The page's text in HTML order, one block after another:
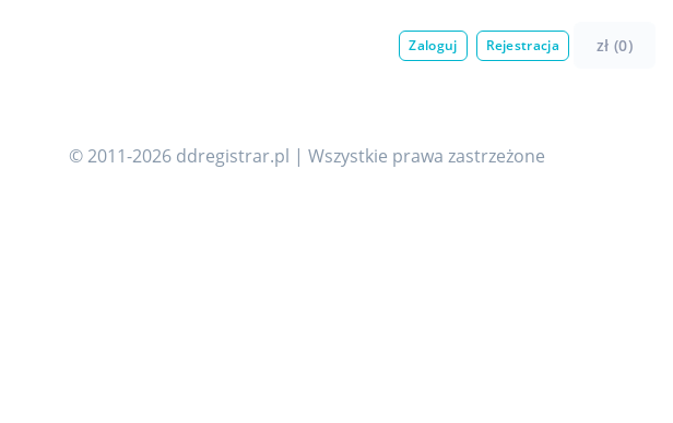
Zaloguj Rejestracja zł (0)
© 2011-2026 ddregistrar.pl | Wszystkie prawa zastrzeżone